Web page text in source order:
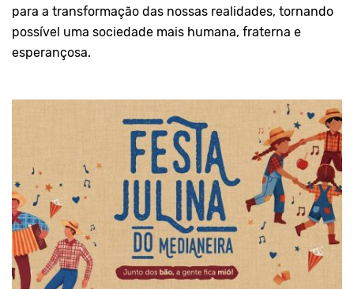
para a transformação das nossas realidades, tornando
possível uma sociedade mais humana, fraterna e
esperançosa.